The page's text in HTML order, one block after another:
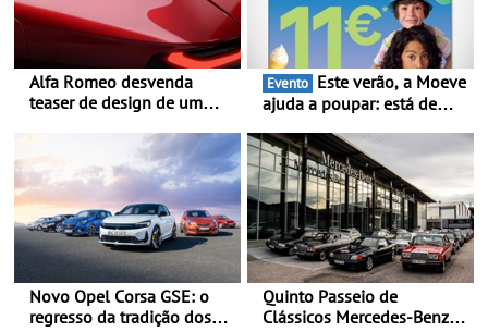
Alfa Romeo desvenda
teaser de design de um
C - Apresentado
oficialmente no quarto
trimestre de 2027
Evento
ajuda a poupar: está de
Volta” com descontos de
até 11€
Novo Opel Corsa GSE: o
regresso da tradição dos
Quinto Passeio de
Clássicos Mercedes-Benz